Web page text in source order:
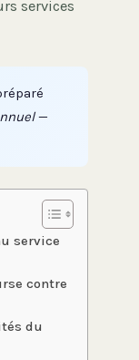
services
—
service
contre
du